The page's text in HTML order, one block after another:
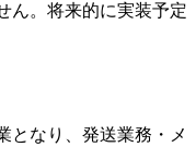
ん。将来的に実装予定
となり、発送業務・メ